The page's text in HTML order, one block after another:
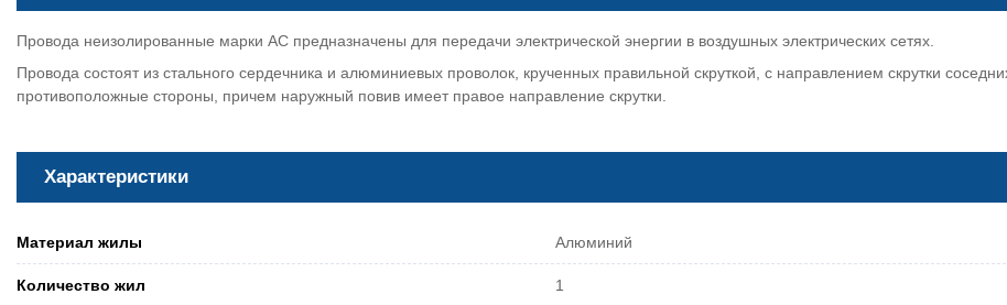
Провода неизолированные марки АC предназначены для передачи электрической энергии в воздушных электрических сетях.
Провода состоят из стального сердечника и алюминиевых проволок, крученных правильной скруткой, с направлением скрутки
противоположные стороны, причем наружный повив имеет правое направление скрутки.
Характеристики
Материал жилы Алюминий
Количество жил 1